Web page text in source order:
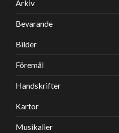
Arkiv
Bevarande
Bilder
Föremål
Handskrifter
Kartor
Musikalier